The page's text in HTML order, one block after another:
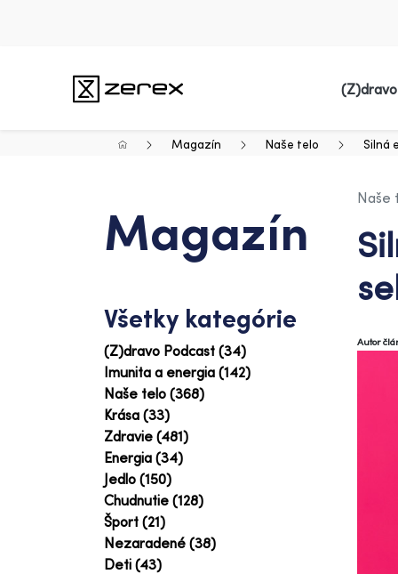
Magazín Naše telo Silná
Magazín
Všetky kategórie
(Z)dravo Podcast (34)
Imunita a energia (142)
Naše telo (368)
Krása (33)
Zdravie (481)
Energia (34)
Jedlo (150)
Chudnutie (128)
Šport (21)
Nezaradené (38)
Deti (43)
Naše
Autor